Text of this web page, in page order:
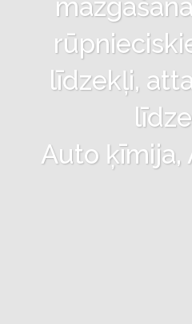
līdzekļi,
Auto ķīmija,